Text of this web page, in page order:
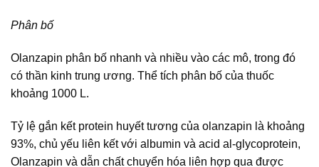
Phân bố
Olanzapin phân bố nhanh và nhiều vào các mô, trong đó
có thần kinh trung ương. Thể tích phân bố của thuốc
khoảng 1000 L.
Tỷ lệ gắn kết protein huyết tương của olanzapin là khoảng
93%, chủ yếu liên kết với albumin và acid al-glycoprotein,
Olanzapin và dẫn chất chuyển hóa liên hợp qua được